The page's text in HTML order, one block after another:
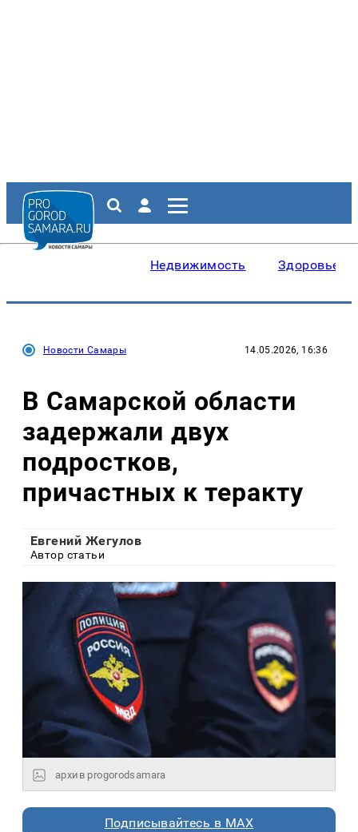
Недвижимость Здоровье
Новости Самары 14.05.2026, 16:36
В Самарской области
задержали двух
подростков,
причастных к теракту
Евгений Жегулов
Автор статьи
архив progorodsamara
Подписывайтесь в MAX